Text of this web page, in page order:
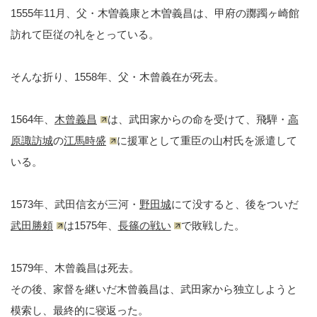
1555年11月、父・木曽義康と木曽義昌は、甲府の躑躅ヶ崎館
訪れて臣従の礼をとっている。
そんな折り、1558年、父・木曾義在が死去。
1564年、 木曾義昌 は、武田家からの命を受けて、飛騨・ 高
原諏訪城の江馬時盛
に援軍として重臣の山村氏を派遣して
いる。
1573年、武田信玄が三河・ 野田城にて没すると、後をついだ
武田勝頼
は1575年、 長篠の戦い で敗戦した。
1579年、木曾義昌は死去。
その後、家督を継いだ木曾義昌は、武田家から独立しようと
模索し、最終的に寝返った。